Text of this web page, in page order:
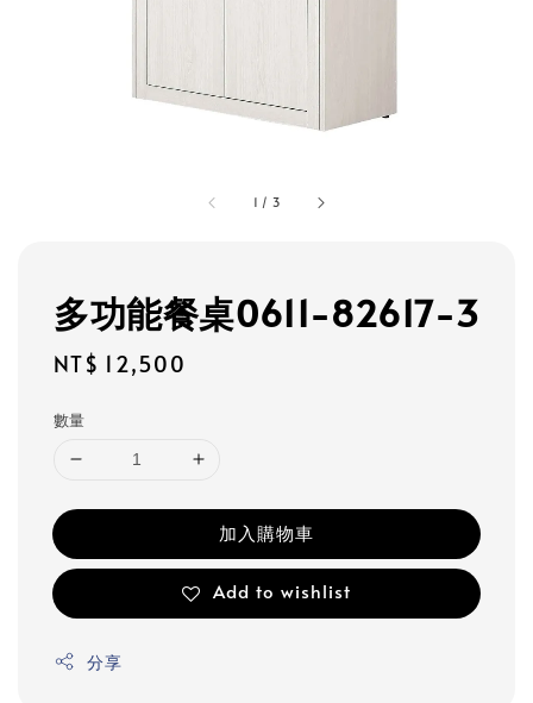
1 / 3
多功能餐桌0611-82617-3
Regular
NT$ 12,500
數量
加入購物車
Add to wishlist
分享